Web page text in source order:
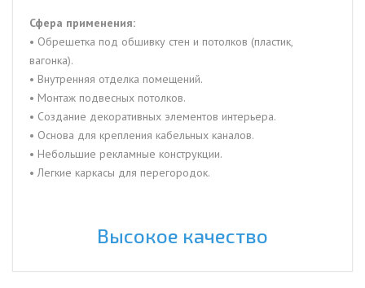
Сфера применения:
• Обрешетка под обшивку стен и потолков (пластик,
вагонка).
• Внутренняя отделка помещений.
• Монтаж подвесных потолков.
• Создание декоративных элементов интерьера.
• Основа для крепления кабельных каналов.
• Небольшие рекламные конструкции.
• Легкие каркасы для перегородок.
Высокое качество